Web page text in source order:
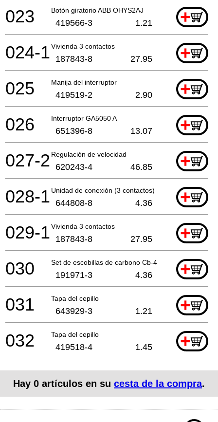
Botón giratorio ABB OHYS2AJ +
023 419566-3 1.21
Vivienda 3 contactos +
024-1 187843-8 27.95
Manija del interruptor +
025 419519-2 2.90
Interruptor GA5050 A +
026 651396-8 13.07
Regulación de velocidad +
027-2 620243-4 46.85
Unidad de conexión (3 contactos) +
028-1 644808-8 4.36
Vivienda 3 contactos +
029-1 187843-8 27.95
Set de escobillas de carbono Cb-430 +
030 191971-3 4.36
Tapa del cepillo +
031 643929-3 1.21
Tapa del cepillo +
032 419518-4 1.45
Hay 0 artículos en su cesta de la compra.